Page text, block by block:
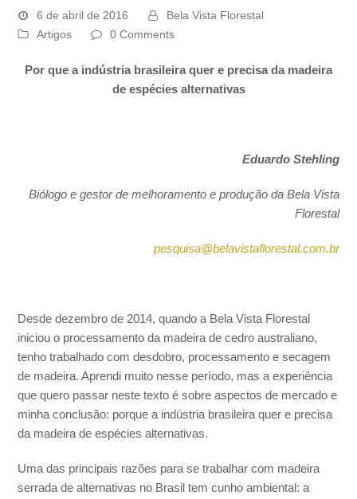
6 de abril de 2016
Bela Vista Florestal
Artigos
0 Comments
Por que a indústria brasileira quer e precisa da madeira
de espécies alternativas
Eduardo Stehling
Biólogo e gestor de melhoramento e produção da Bela Vista
Florestal
pesquisa@belavistaflorestal.com.br
Desde dezembro de 2014, quando a Bela Vista Florestal
iniciou o processamento da madeira de cedro australiano,
tenho trabalhado com desdobro, processamento e secagem
de madeira. Aprendi muito nesse período, mas a experiência
que quero passar neste texto é sobre aspectos de mercado e
minha conclusão: porque a indústria brasileira quer e precisa
da madeira de espécies alternativas.
Uma das principais razões para se trabalhar com madeira
serrada de alternativas no Brasil tem cunho ambiental: a